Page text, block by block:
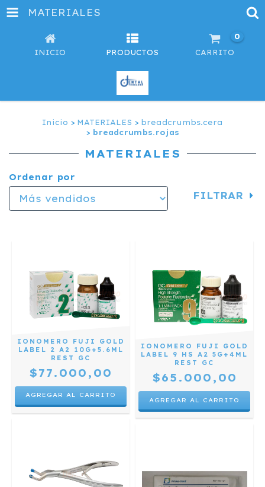
MATERIALES
INICIO PRODUCTOS CARRITO
0
Inicio > MATERIALES > breadcrumbs.cera
> breadcrumbs.rojas
MATERIALES
Ordenar por
FILTRAR
IONOMERO FUJI GOLD
LABEL 2 A2 10G+5.6ML
REST GC
$77.000,00
IONOMERO FUJI GOLD
LABEL 9 HS A2 5G+4ML
REST GC
$65.000,00